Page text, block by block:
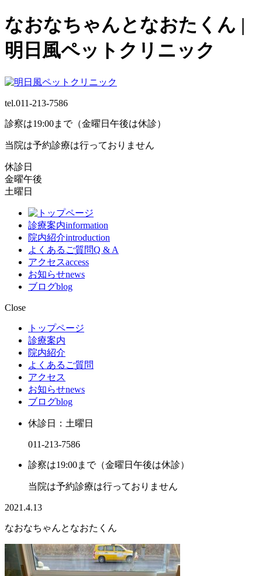
なおなちゃんとなおたくん |
明日風ペットクリニック
tel.011-213-7586
診察は19:00まで（金曜日午後は休診）
当院は予約診療は行っておりません
休診日
金曜午後
土曜日
診療案内information
院内紹介introduction
よくあるご質問Q & A
アクセスaccess
お知らせnews
ブログblog
Close
トップページ
診療案内
院内紹介
よくあるご質問
アクセス
お知らせnews
ブログblog
休診日：土曜日
011-213-7586
診察は19:00まで（金曜日午後は休診）
当院は予約診療は行っておりません
2021.4.13
なおなちゃんとなおたくん